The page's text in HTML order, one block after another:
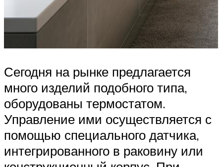
Сегодня на рынке предлагается
много изделий подобного типа,
оборудованы термостатом.
Управление ими осуществляется с
помощью специального датчика,
интегрированного в раковину или